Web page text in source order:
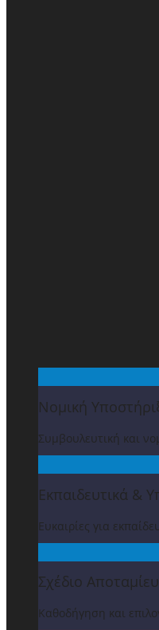
Νομική
Συμβουλευτική και
Εκπαιδευτικά &
Ευκαιρίες για
Σχέδιο
Καθοδήγηση και